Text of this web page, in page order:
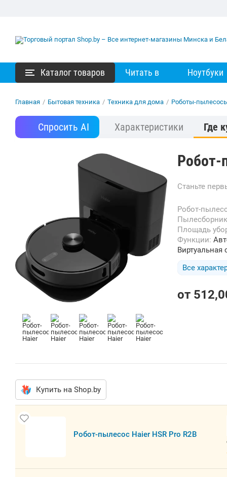
Каталог товаров Читать в Ноутбуки
Главная / Бытовая техника / Техника для дома / Роботы-
Спросить AI Характеристики Где
Робот-
Станьте
Робот-
Площадь
Функции:
Виртуальная
Все
от
Купить на Shop.by
Робот-пылесос Haier HSR Pro R2B